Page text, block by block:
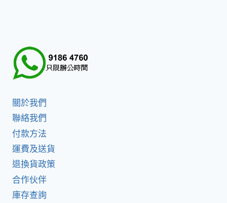
關於我們
聯絡我們
付款方法
運費及送貨
退換貨政策
合作伙伴
庫存查詢